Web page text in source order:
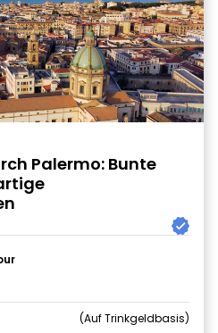
Palermo: Bunte
Auf Trinkgeldbasis